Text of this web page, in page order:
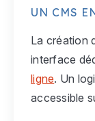
UN CMS
La création
interface
ligne. Un
accessible